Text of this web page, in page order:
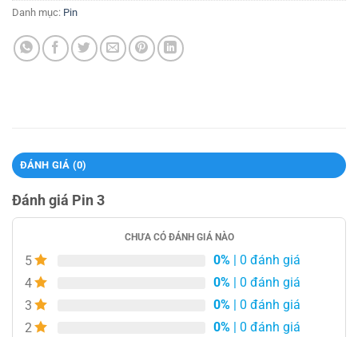
Danh mục: Pin
ĐÁNH GIÁ (0)
Đánh giá Pin 3
CHƯA CÓ ĐÁNH GIÁ NÀO
5 0% | 0 đánh giá
4
0% | 0 đánh giá
3
0% | 0 đánh giá
2
0% | 0 đánh giá